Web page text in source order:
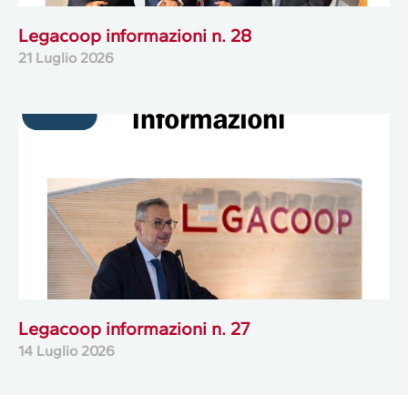
Legacoop informazioni n. 28
21 Luglio 2026
Legacoop informazioni n. 27
14 Luglio 2026